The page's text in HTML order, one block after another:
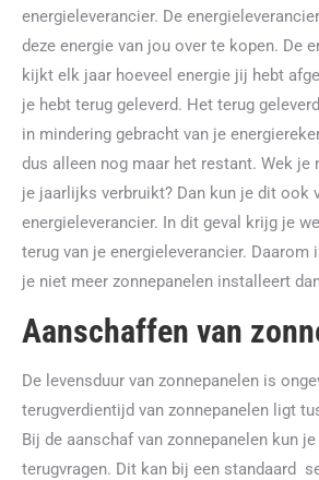
energieleverancier. De
deze energie van jou over te kopen. De
kijkt elk jaar hoeveel energie jij hebt
je hebt terug geleverd. Het terug
in mindering gebracht van je
dus alleen nog maar het restant. Wek je
je jaarlijks verbruikt? Dan kun je dit ook
energieleverancier. In dit geval krijg je
terug van je energieleverancier. Daarom
je niet meer zonnepanelen installeert
Aanschaffen van
De levensduur van zonnepanelen is
terugverdientijd van zonnepanelen ligt
Bij de aanschaf van zonnepanelen kun
terugvragen. Dit kan bij een standaard